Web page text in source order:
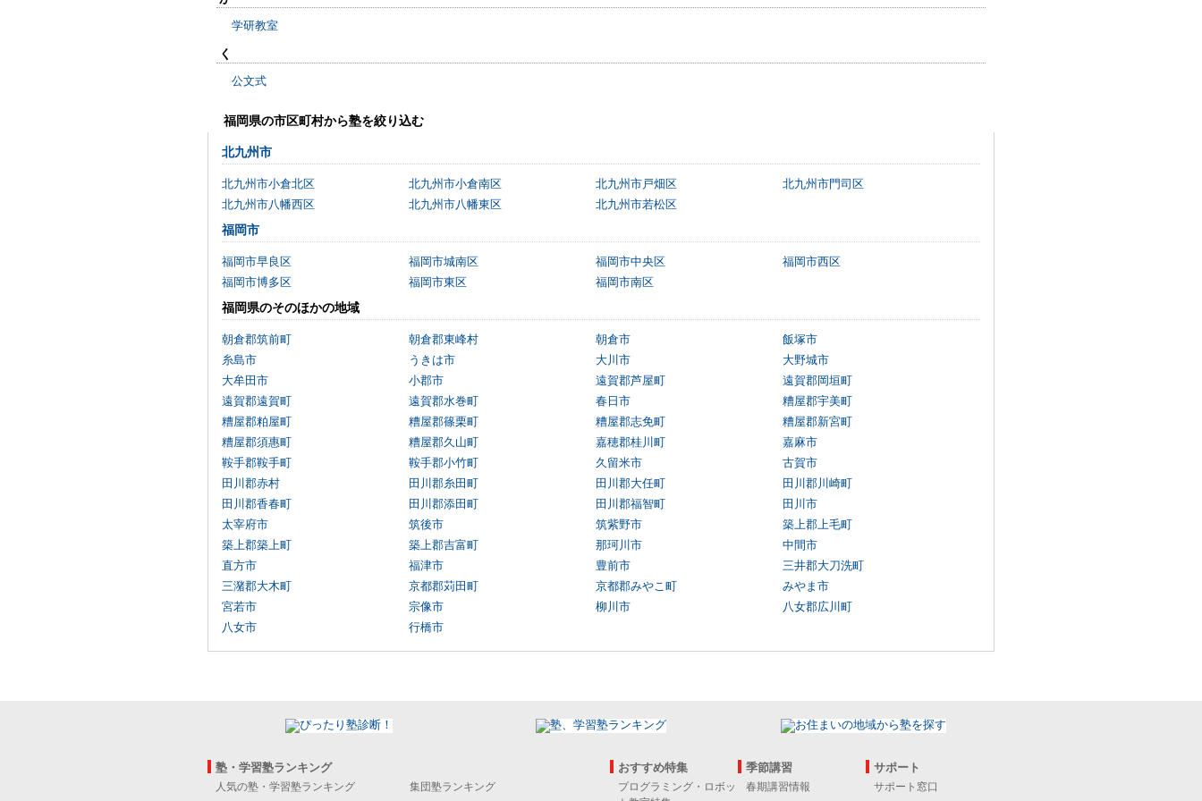
学研教室
く
公文式
福岡県の市区町村から塾を絞り込む
北九州市
北九州市小倉北区 北九州市小倉南区 北九州市戸畑区
北九州市門司区
北九州市八幡西区
北九州市八幡東区 北九州市若松区
福岡市
福岡市早良区 福岡市城南区 福岡市中央区
福岡市西区
福岡市博多区
福岡市東区 福岡市南区
福岡県のそのほかの地域
朝倉郡筑前町 朝倉郡東峰村 朝倉市
飯塚市
糸島市
うきは市 大川市
大野城市
大牟田市
小郡市 遠賀郡芦屋町
遠賀郡岡垣町
遠賀郡遠賀町
遠賀郡水巻町 春日市
糟屋郡宇美町
糟屋郡粕屋町
糟屋郡篠栗町 糟屋郡志免町
糟屋郡新宮町
糟屋郡須惠町
糟屋郡久山町 嘉穂郡桂川町
嘉麻市
鞍手郡鞍手町
鞍手郡小竹町 久留米市
古賀市
田川郡赤村
田川郡糸田町 田川郡大任町
田川郡川崎町
田川郡香春町
田川郡添田町 田川郡福智町
田川市
太宰府市
筑後市 筑紫野市
築上郡上毛町
築上郡築上町
築上郡吉富町 那珂川市
中間市
直方市
福津市 豊前市
三井郡大刀洗町
三潴郡大木町
京都郡苅田町 京都郡みやこ町
みやま市
宮若市
宗像市 柳川市
八女郡広川町
八女市
行橋市
塾・学習塾ランキング
人気の塾・学習塾ランキング
集団塾ランキング
おすすめ特集
プログラミング・ロボッ
季節講習
春期講習情報
サポート
サポート窓口